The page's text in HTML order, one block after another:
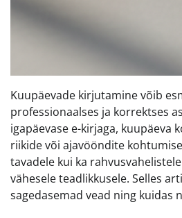
Kuupäevade kirjutamine võib
professionaalses ja korrektses
igapäevase e-kirjaga, kuupäeva
riikide või ajavööndite
tavadele kui ka
vähesele teadlikkusele. Selles
sagedasemad vead ning